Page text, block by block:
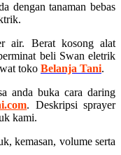
dengan tanaman bebas
air. Berat kosong alat
beli Swan eletrik
toko Belanja Tani.
anda buka cara daring
. Deskripsi sprayer
kami.
kemasan, volume serta